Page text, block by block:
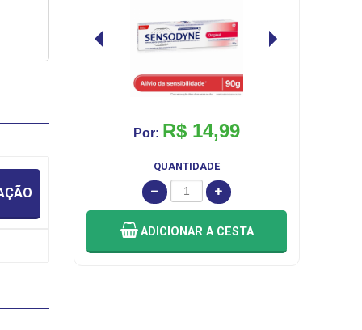
Por: R$ 14,99
QUANTIDADE
ADICIONAR A CESTA